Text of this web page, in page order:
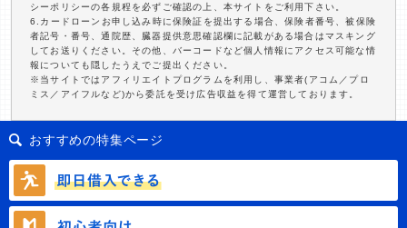
シーポリシーの各規程を必ずご確認の上、本サイトをご利用下さい。
6.カードローンお申し込み時に保険証を提出する場合、保険者番号、被保険
者記号・番号、通院歴、臓器提供意思確認欄に記載がある場合はマスキング
してお送りください。その他、バーコードなど個人情報にアクセス可能な情
報についても隠したうえでご提出ください。
※当サイトではアフィリエイトプログラムを利用し、事業者(アコム／プロ
ミス／アイフルなど)から委託を受け広告収益を得て運営しております。
おすすめの特集ページ